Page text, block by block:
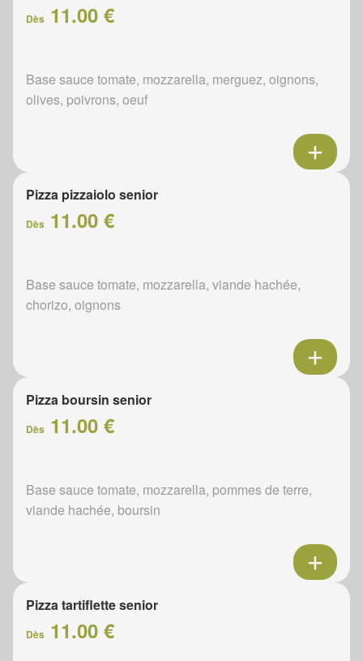
Dès 11.00 €
Base sauce tomate, mozzarella, merguez, oignons,
olives, poivrons, oeuf
Pizza pizzaiolo senior
Dès 11.00 €
Base sauce tomate, mozzarella, viande hachée,
chorizo, oignons
Pizza boursin senior
Dès 11.00 €
Base sauce tomate, mozzarella, pommes de terre,
viande hachée, boursin
Pizza tartiflette senior
Dès 11.00 €